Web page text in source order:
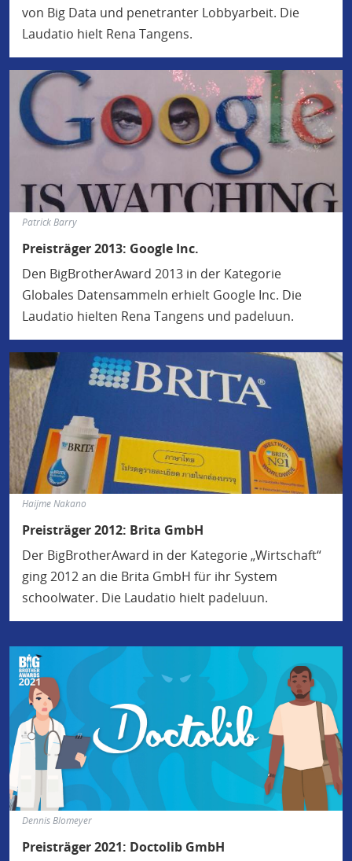
von Big Data und penetranter Lobbyarbeit. Die
Laudatio hielt Rena Tangens.
Preisträger 2013: Google Inc.
Patrick Barry
Den BigBrotherAward 2013 in der Kategorie
Globales Datensammeln erhielt Google Inc. Die
Laudatio hielten Rena Tangens und padeluun.
Preisträger 2012: Brita GmbH
Haijme Nakano
Der BigBrotherAward in der Kategorie „Wirtschaft“
ging 2012 an die Brita GmbH für ihr System
schoolwater. Die Laudatio hielt padeluun.
Preisträger 2021: Doctolib GmbH
Dennis Blomeyer